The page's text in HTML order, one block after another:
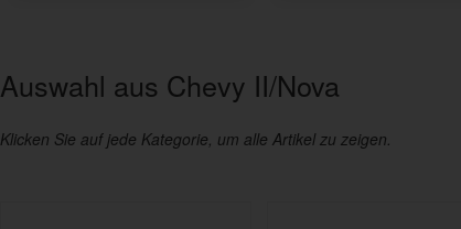
Auswahl aus Chevy II/Nova
Klicken Sie auf jede Kategorie, um alle Artikel zu zeigen.